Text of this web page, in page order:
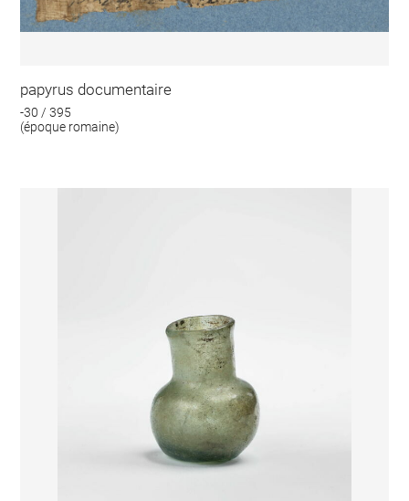
papyrus documentaire
-30 / 395
(époque romaine)